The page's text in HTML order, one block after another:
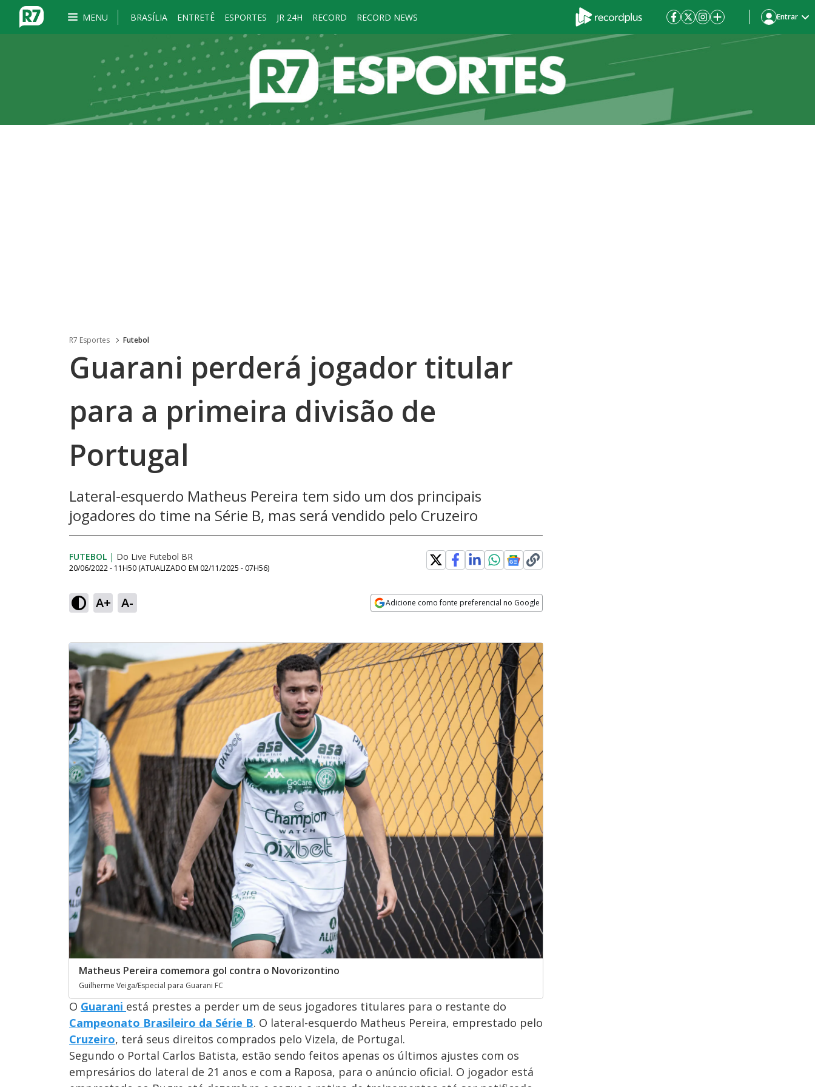
MENU BRASÍLIA ENTRETÊ ESPORTES JR 24H RECORD RECORD NEWS Entrar
R7 Esportes Futebol
Guarani perderá jogador titular
para a primeira divisão de
Portugal
Lateral-esquerdo Matheus Pereira tem sido um dos principais
jogadores do time na Série B, mas será vendido pelo Cruzeiro
FUTEBOL | Do Live Futebol BR
20/06/2022 - 11H50 (ATUALIZADO EM 02/11/2025 - 07H56)
A+ A- Adicione como fonte preferencial no Google
Matheus Pereira comemora gol contra o Novorizontino
Guilherme Veiga/Especial para Guarani FC
O Guarani está prestes a perder um de seus jogadores titulares para o restante do
Campeonato Brasileiro da Série B. O lateral-esquerdo Matheus Pereira, emprestado pelo
Cruzeiro, terá seus direitos comprados pelo Vizela, de Portugal.
Segundo o Portal Carlos Batista, estão sendo feitos apenas os últimos ajustes com os
empresários do lateral de 21 anos e com a Raposa, para o anúncio oficial. O jogador está